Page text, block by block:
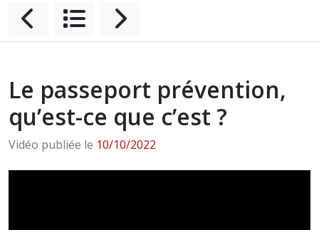
Le passeport prévention,
qu’est-ce que c’est ?
Vidéo publiée le 10/10/2022